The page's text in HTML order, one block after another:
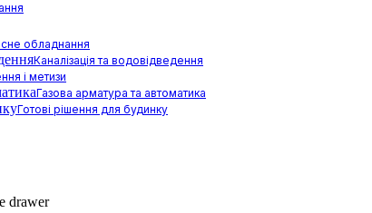
обладнання
Каналізація та водовідведення
і метизи
Газова арматура та автоматика
Готові рішення для будинку
drawer